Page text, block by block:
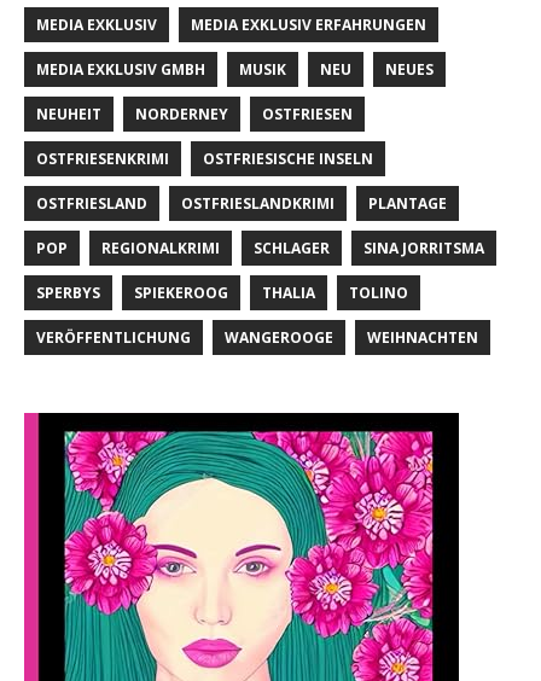
MEDIA EXKLUSIV MEDIA EXKLUSIV ERFAHRUNGEN
MEDIA EXKLUSIV GMBH MUSIK NEU NEUES
NEUHEIT NORDERNEY OSTFRIESEN
OSTFRIESENKRIMI OSTFRIESISCHE INSELN
OSTFRIESLAND OSTFRIESLANDKRIMI PLANTAGE
POP REGIONALKRIMI SCHLAGER SINA JORRITSMA
SPERBYS SPIEKEROOG THALIA TOLINO
VERÖFFENTLICHUNG WANGEROOGE WEIHNACHTEN